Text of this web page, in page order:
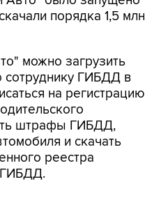
порядка 1,5 млн
можно загрузить
сотруднику ГИБДД в
на регистрацию
штрафы ГИБДД,
и скачать
реестра
ГИБДД.